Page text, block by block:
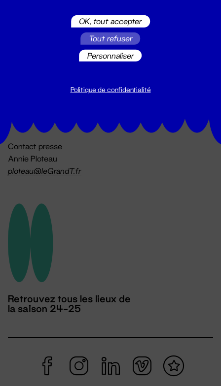
billetterie@leGrandT.fr
Contact presse
Annie Ploteau
ploteau@leGrandT.fr
Retrouvez tous les lieux de
la saison 24-25
OK, tout accepter
Tout refuser
Personnaliser
Politique de confidentialité